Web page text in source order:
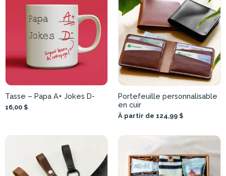
Tasse – Papa A+ Jokes D-
16,00 $
Portefeuille personnalisable
en cuir
À partir de 124,99 $